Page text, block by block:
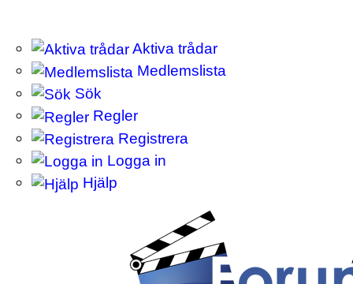
Aktiva trådar
Medlemslista
Sök
Regler
Registrera
Logga in
Hjälp